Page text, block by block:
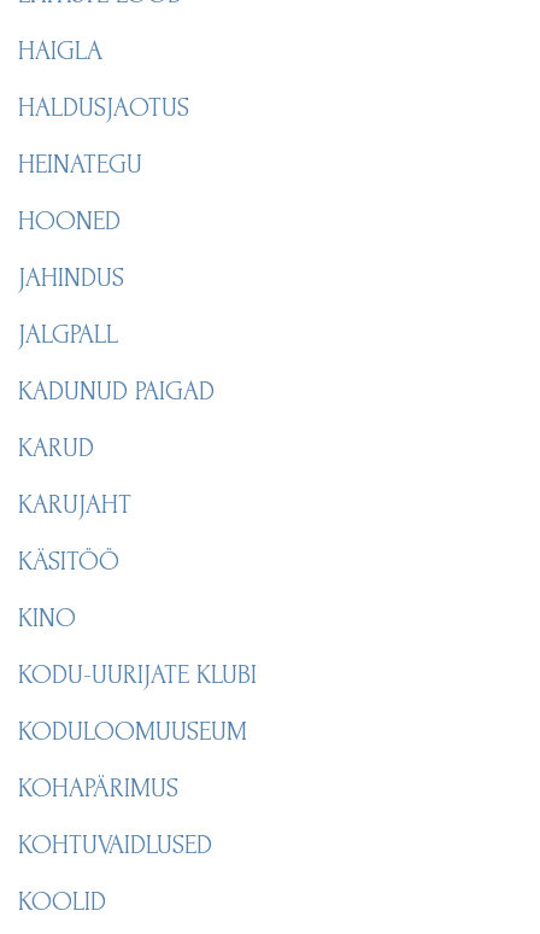
HAIGLA
HALDUSJAOTUS
HEINATEGU
HOONED
JAHINDUS
JALGPALL
KADUNUD PAIGAD
KARUD
KARUJAHT
KÄSITÖÖ
KINO
KODU-UURIJATE KLUBI
KODULOOMUUSEUM
KOHAPÄRIMUS
KOHTUVAIDLUSED
KOOLID